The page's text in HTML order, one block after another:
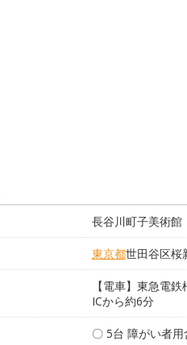
長谷川町子美術館
東京都世田谷区桜
【電車】東急電
ICから約6分
〇 5台 障がい者